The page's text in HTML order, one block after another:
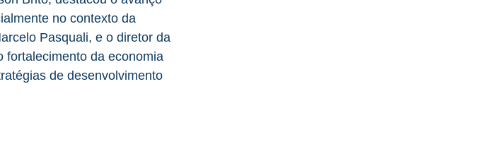
no contexto da
Pasquali, e o diretor da
fortalecimento da economia
de desenvolvimento